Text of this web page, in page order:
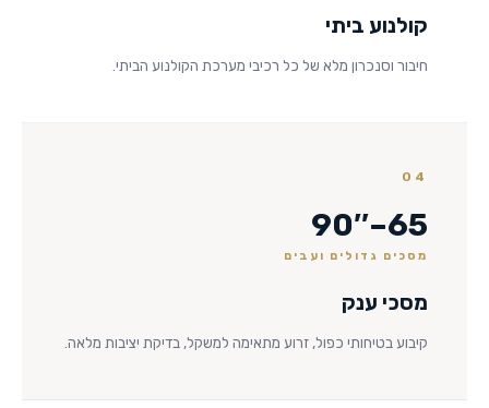
קולנוע ביתי
חיבור וסנכרון מלא של כל רכיבי מערכת הקולנוע הביתי.
04
65–90″
מסכים גדולים ועבים
מסכי ענק
קיבוע בטיחותי כפול, זרוע מתאימה למשקל, בדיקת יציבות מלאה.